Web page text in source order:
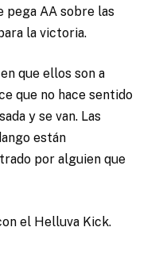
pega AA sobre las
la victoria.
que ellos son a
que no hace sentido
y se van. Las
están
por alguien que
el Helluva Kick.